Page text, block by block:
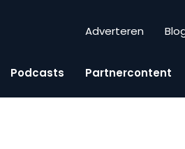
Adverteren
Podcasts Partnercontent